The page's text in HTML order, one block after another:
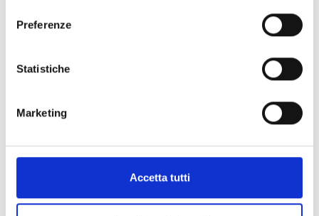
Preferenze
Statistiche
Marketing
Accetta tutti
Marchio
Per